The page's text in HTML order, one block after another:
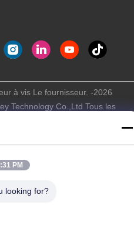
à vis Le fournisseur. -2026
Technology Co.,Ltd Tous les
PM
looking for?